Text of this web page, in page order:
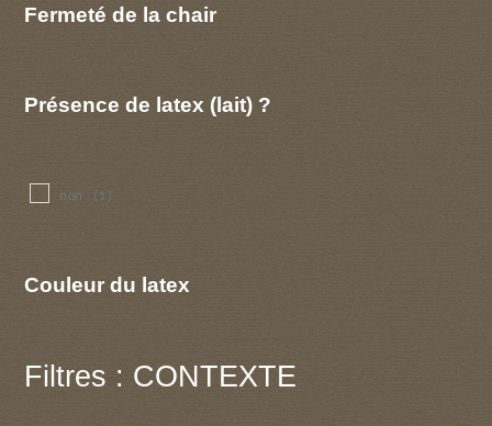
Fermeté de la chair
Présence de latex (lait) ?
non (1)
Couleur du latex
Filtres : CONTEXTE